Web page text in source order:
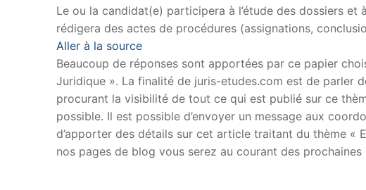
Le ou la candidat(e) participera à l’étude des dossiers
rédigera des actes de procédures (assignations,
Aller à la source
Beaucoup de réponses sont apportées par ce papier
Juridique ». La finalité de juris-etudes.com est de parler
procurant la visibilité de tout ce qui est publié sur ce
possible. Il est possible d’envoyer un message aux
d’apporter des détails sur cet article traitant du thème «
nos pages de blog vous serez au courant des prochaines